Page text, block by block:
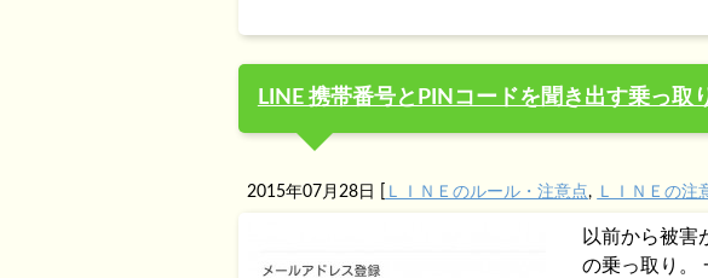
LINE 携帯番号とPINコードを聞き出す乗っ取
2015年07月28日 ＬＩＮＥのルール・注意点, ＬＩＮＥの注
以前から被害
の乗っ取り。